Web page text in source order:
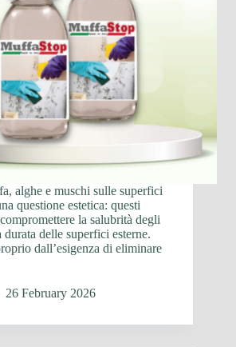
alghe e muschi sulle superfici
questione estetica: questi
la salubrità degli
delle superfici esterne.
dall’esigenza di eliminare
26 February 2026